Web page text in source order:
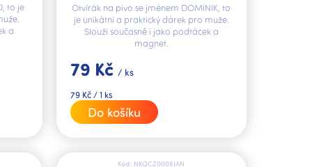
to je
a
79 Kč / ks
Měrná
cena:
79 Kč / 1 ks
Do košíku
Otvírák na pivo se jménem DOMINIK, to
je unikátní a praktický dárek pro muže.
Slouží současně i jako podtácek a
magnet.
Kód: NKQCZ0008JAN